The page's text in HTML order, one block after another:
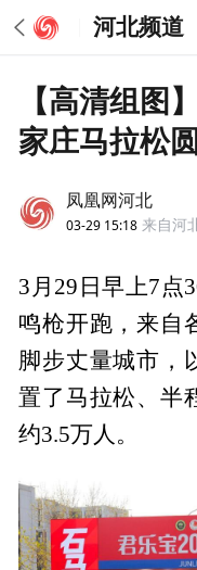
河北频道
【高清组图
家庄马拉松
凤凰网河北
03-29 15:18 来自河
3月29日早上7点
鸣枪开跑，来自
脚步丈量城市，
置了马拉松、半
约3.5万人。